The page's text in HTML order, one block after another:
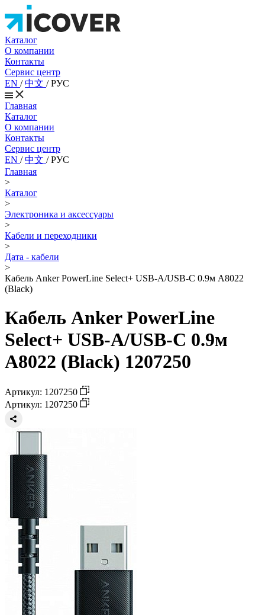
Каталог
О компании
Контакты
Сервис центр
EN /中文 /РУС
Главная
Каталог
О компании
Контакты
Сервис центр
EN /中文 /РУС
Главная
>
Каталог
>
Электроника и аксессуары
>
Кабели и переходники
>
Дата - кабели
>
Кабель Anker PowerLine Select+ USB-A/USB-C 0.9м A8022
(Black)
Кабель Anker PowerLine
Select+ USB-A/USB-C 0.9м
A8022 (Black) 1207250
Артикул: 1207250
Артикул: 1207250